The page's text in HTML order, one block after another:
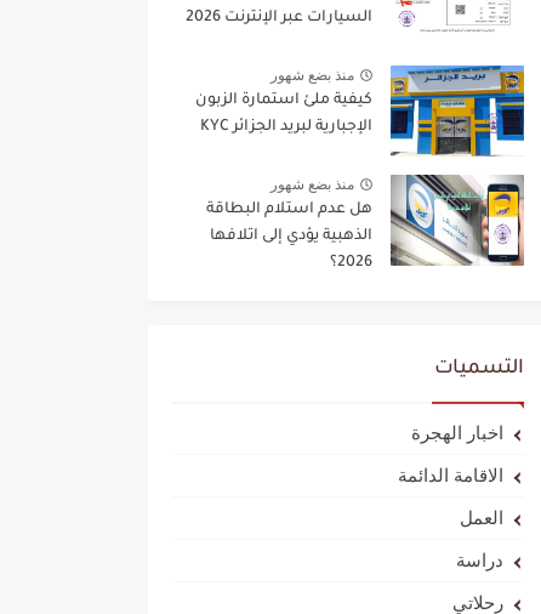
السيارات عبر الإنترنت 2026
منذ بضع شهور
كيفية ملئ استمارة الزبون
الإجبارية لبريد الجزائر KYC
منذ بضع شهور
هل عدم استلام البطاقة
الذهبية يؤدي إلى اتلافها
2026؟
التسميات
اخبار الهجرة
الاقامة الدائمة
العمل
دراسة
رحلاتي